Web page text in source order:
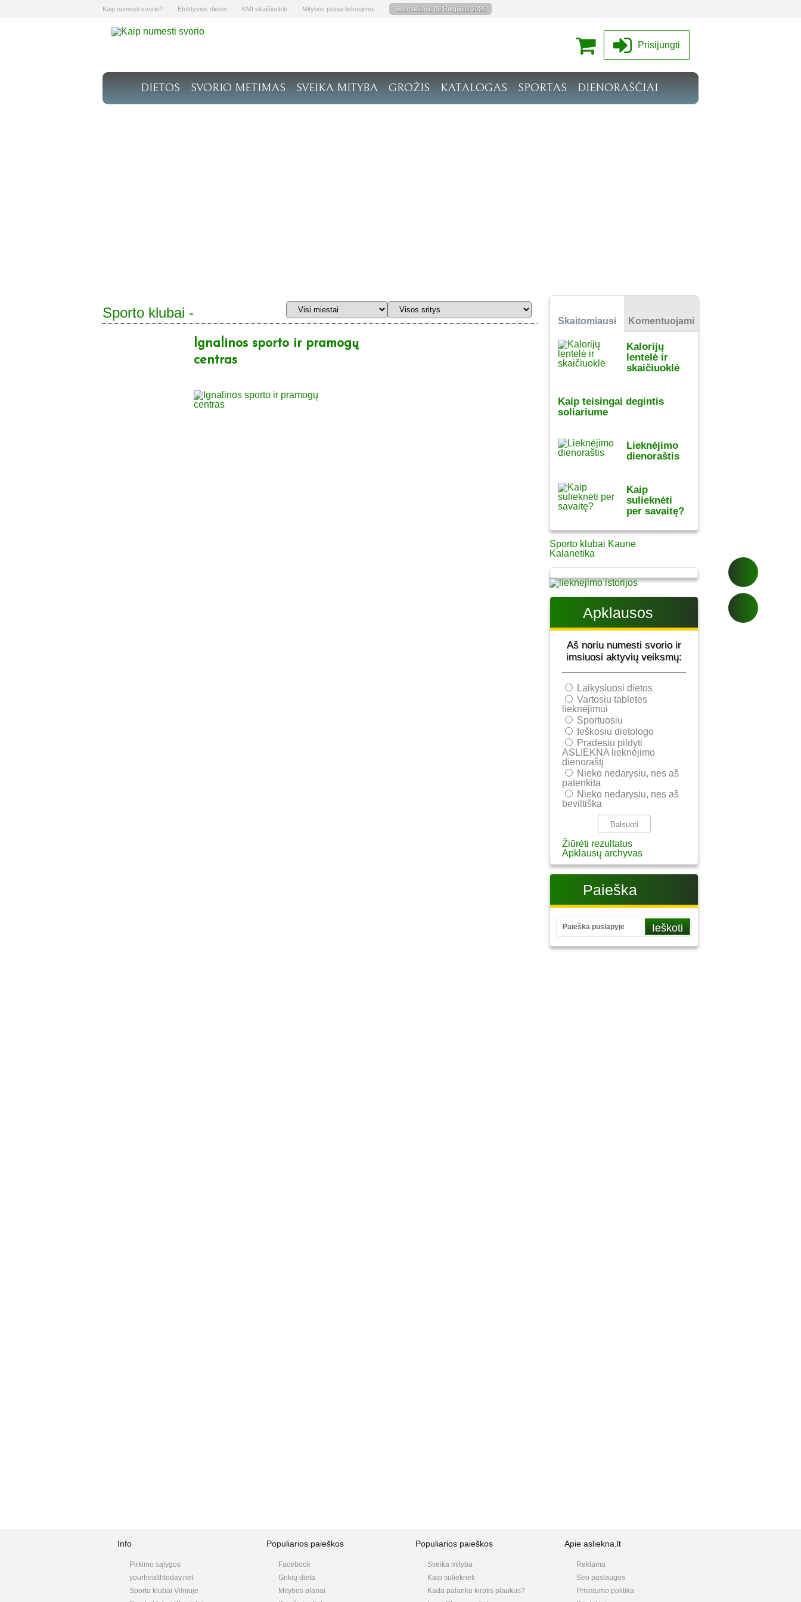
Kaip numesti svorio? Efektyvios dietos KMI skaičiuoklė Mitybos planai lieknėjimui Sekmadienis 09 Rugpjūtis 2026
Prisijungti
DIETOS SVORIO METIMAS SVEIKA MITYBA GROŽIS KATALOGAS SPORTAS DIENORAŠČIAI
Sporto klubai -
Ignalinos sporto ir pramogų
centras
Skaitomiausi Komentuojami
Kalorijų
lentelė ir
skaičiuoklė
Kaip teisingai degintis
soliariume
Lieknėjimo
dienoraštis
Kaip
sulieknėti
per savaitę?
Sporto klubai Kaune
Kalanetika
Apklausos
Aš noriu numesti svorio ir
imsiuosi aktyvių veiksmų:
Laikysiuosi dietos
Vartosiu tabletes
lieknėjimui
Sportuosiu
Ieškosiu dietologo
Pradėsiu pildyti
ASLIEKNA lieknėjimo
dienoraštį
Nieko nedarysiu, nes aš
patenkita
Nieko nedarysiu, nes aš
beviltiška
Žiūrėti rezultatus
Apklausų archyvas
Paieška
Info
Pirkimo sąlygos
yourhealthtoday.net
Sporto klubai Vilniuje
Populiarios paieškos
Facebook
Grikių dieta
Mitybos planai
Populiarios paieškos
Sveika mityba
Kaip sulieknėti
Kada palanku kirptis plaukus?
Apie asliekna.lt
Reklama
Seo paslaugos
Privatumo politika